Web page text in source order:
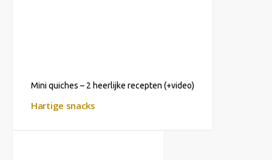
Mini quiches – 2 heerlijke recepten (+video)
Hartige snacks